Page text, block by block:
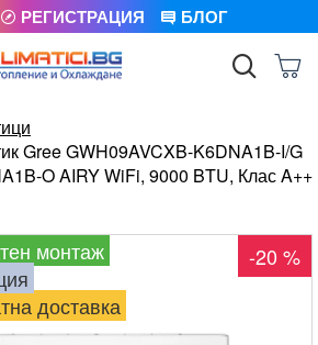
РЕГИСТРАЦИЯ БЛОГ
Gree GWH09AVCXB-K6DNA1B-I/G
O AIRY WiFi, 9000 BTU, Клас A++
монтаж
доставка
-20 %